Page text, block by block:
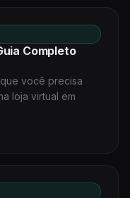
Completo
você precisa
loja virtual em